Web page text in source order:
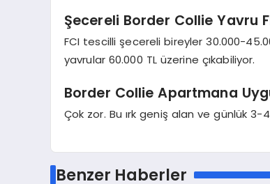
Şecereli Border Collie Yavru
FCI tescilli şecereli bireyler 30.000-
yavrular 60.000 TL üzerine çıkabiliyor.
Border Collie Apartmana
Çok zor. Bu ırk geniş alan ve günlük
Benzer Haberler